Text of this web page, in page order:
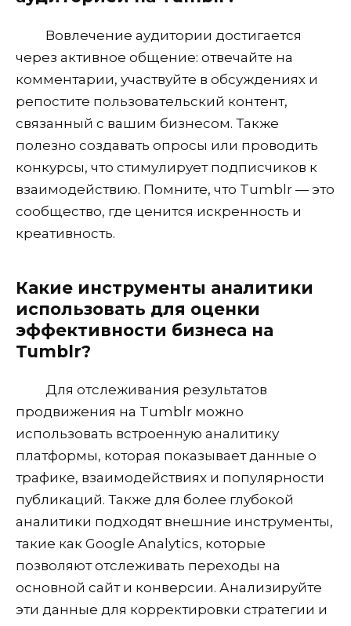
Вовлечение аудитории достигается
через активное общение: отвечайте на
комментарии, участвуйте в обсуждениях и
репостите пользовательский контент,
связанный с вашим бизнесом. Также
полезно создавать опросы или проводить
конкурсы, что стимулирует подписчиков к
взаимодействию. Помните, что Tumblr — это
сообщество, где ценится искренность и
креативность.
Какие инструменты аналитики
использовать для оценки
эффективности бизнеса на
Tumblr?
Для отслеживания результатов
продвижения на Tumblr можно
использовать встроенную аналитику
платформы, которая показывает данные о
трафике, взаимодействиях и популярности
публикаций. Также для более глубокой
аналитики подходят внешние инструменты,
такие как Google Analytics, которые
позволяют отслеживать переходы на
основной сайт и конверсии. Анализируйте
эти данные для корректировки стратегии и